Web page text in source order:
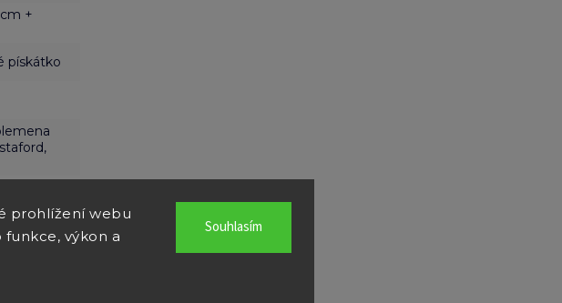
prohlížení webu
výkon a
Souhlasím
+
pískátko
stejně